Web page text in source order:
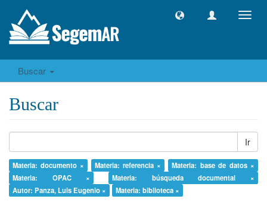
Buscar
Buscar
Ir
Materia: documento × Materia: referencia ×
Materia: base de datos ×
Materia: OPAC ×
Materia: búsqueda documental ×
Autor: Panza, Luis Eugenio ×
Materia: biblioteca ×